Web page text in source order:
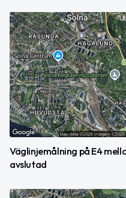
Väglinjemålning på E4
avslutad